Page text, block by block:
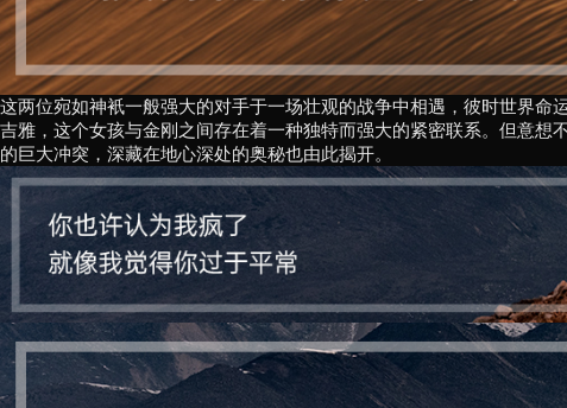
这两位宛如神衹一般强大的对手于一场壮观的战争中相遇，彼时世界
吉雅，这个女孩与金刚之间存在着一种独特而强大的紧密联系。但意
的巨大冲突，深藏在地心深处的奥秘也由此揭开。